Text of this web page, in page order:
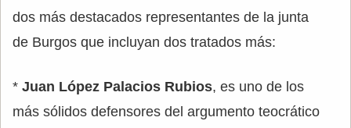
dos más destacados representantes de la junta
de Burgos que incluyan dos tratados más:
* Juan López Palacios Rubios, es uno de los
más sólidos defensores del argumento teocrático